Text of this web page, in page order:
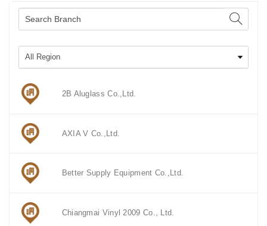
All Region
2B Aluglass Co.,Ltd.
AXIA V Co.,Ltd.
Better Supply Equipment Co.,Ltd.
Chiangmai Vinyl 2009 Co., Ltd.